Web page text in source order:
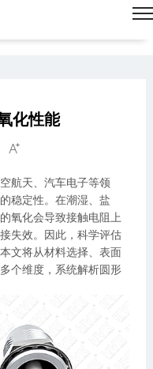
化性能

航天、汽车电子等领
稳定性。在潮湿、盐
氧化会导致接触电阻上
失效。因此，科学评估
文将从材料选择、表面
个维度，系统解析圆形